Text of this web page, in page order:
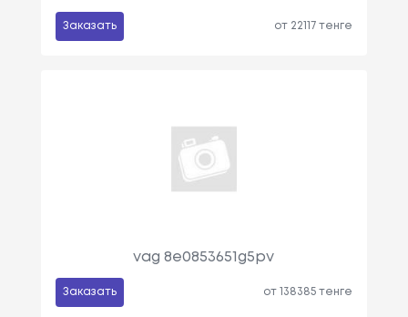
Заказать от 22117 тенге
vag 8e0853651g5pv
Заказать от 138385 тенге